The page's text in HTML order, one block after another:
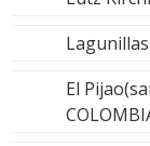
Lagunillas
El